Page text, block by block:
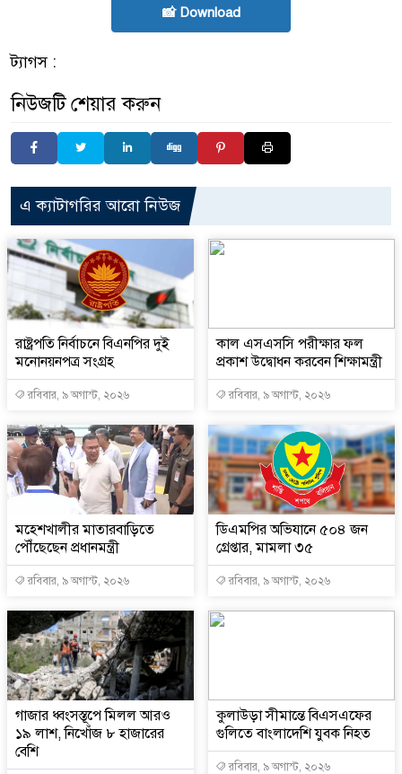
📸 Download
ট্যাগস :
নিউজটি শেয়ার করুন
এ ক্যাটাগরির আরো নিউজ
রাষ্ট্রপতি নির্বাচনে বিএনপির দুই
মনোনয়নপত্র সংগ্রহ
রবিবার, ৯ অগাস্ট, ২০২৬
কাল এসএসসি পরীক্ষার ফল
প্রকাশ উদ্বোধন করবেন শিক্ষামন্ত্রী
রবিবার, ৯ অগাস্ট, ২০২৬
মহেশখালীর মাতারবাড়িতে
পৌঁছেছেন প্রধানমন্ত্রী
রবিবার, ৯ অগাস্ট, ২০২৬
ডিএমপির অভিযানে ৫০৪ জন
গ্রেপ্তার, মামলা ৩৫
রবিবার, ৯ অগাস্ট, ২০২৬
গাজার ধ্বংসস্তূপে মিলল আরও
১৯ লাশ, নিখোঁজ ৮ হাজারের
বেশি
কুলাউড়া সীমান্তে বিএসএফের
গুলিতে বাংলাদেশি যুবক নিহত
রবিবার, ৯ অগাস্ট, ২০২৬